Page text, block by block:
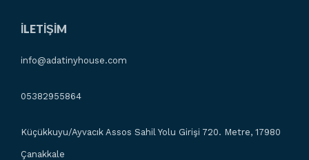
İLETIŞIM
info@adatinyhouse.com
05382955864
Küçükkuyu/Ayvacık Assos Sahil Yolu Girişi 720. Metre, 17980
Çanakkale